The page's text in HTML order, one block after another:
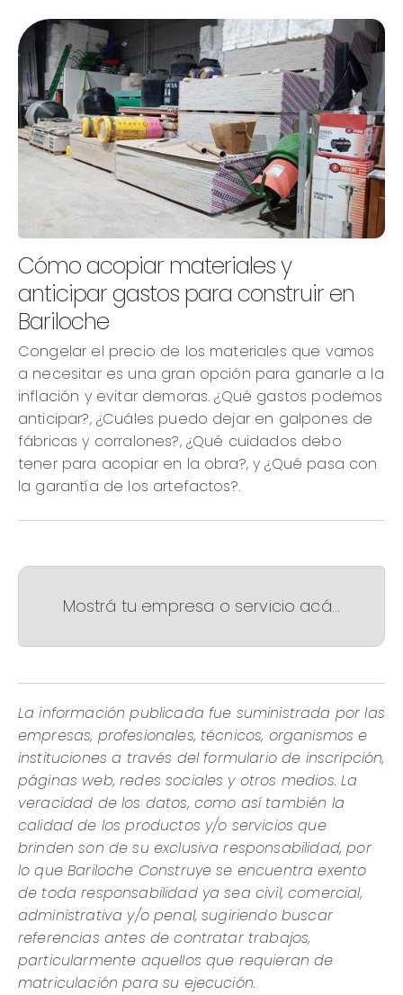
Cómo acopiar materiales y
anticipar gastos para construir en
Bariloche
Congelar el precio de los materiales que vamos
a necesitar es una gran opción para ganarle a la
inflación y evitar demoras. ¿Qué gastos podemos
anticipar?, ¿Cuáles puedo dejar en galpones de
fábricas y corralones?, ¿Qué cuidados debo
tener para acopiar en la obra?, y ¿Qué pasa con
la garantía de los artefactos?.
Mostrá tu empresa o servicio acá...
La información publicada fue suministrada por las
empresas, profesionales, técnicos, organismos e
instituciones a través del formulario de inscripción,
páginas web, redes sociales y otros medios. La
veracidad de los datos, como así también la
calidad de los productos y/o servicios que
brinden son de su exclusiva responsabilidad, por
lo que Bariloche Construye se encuentra exento
de toda responsabilidad ya sea civil, comercial,
administrativa y/o penal, sugiriendo buscar
referencias antes de contratar trabajos,
particularmente aquellos que requieran de
matriculación para su ejecución.